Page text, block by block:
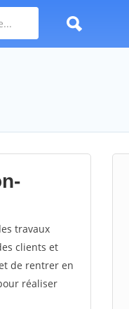
travaux
clients et
de rentrer en
réaliser